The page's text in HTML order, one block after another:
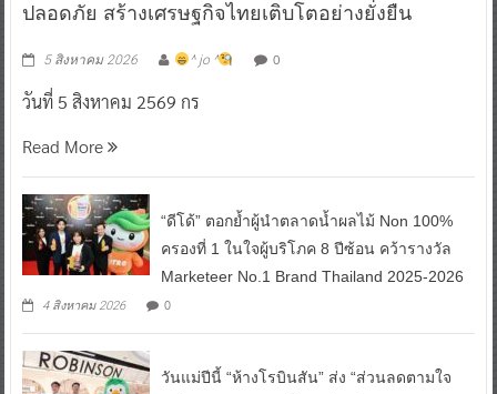
ปลอดภัย สร้างเศรษฐกิจไทยเติบโตอย่างยั่งยืน
5 สิงหาคม 2026 ^ jo ^ 0
วันที่ 5 สิงหาคม 2569 กร
Read More
“ดีโด้” ตอกย้ำผู้นำตลาดน้ำผลไม้ Non 100%
ครองที่ 1 ในใจผู้บริโภค 8 ปีซ้อน คว้ารางวัล
Marketeer No.1 Brand Thailand 2025-2026
4 สิงหาคม 2026 0
วันแม่ปีนี้ “ห้างโรบินสัน” ส่ง “ส่วนลดตามใจ